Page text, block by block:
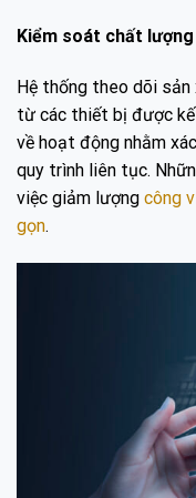
Kiểm soát chất lượng
Hệ thống theo dõi
từ các thiết bị được
về hoạt động nhằm
quy trình liên tục.
việc giảm lượng công
gọn.